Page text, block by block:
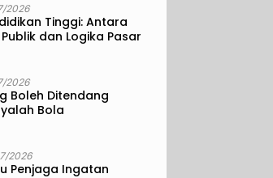
2026
Tinggi: Antara
Publik dan Logika Pasar
2026
Boleh Ditendang
Bola
2026
Penjaga Ingatan